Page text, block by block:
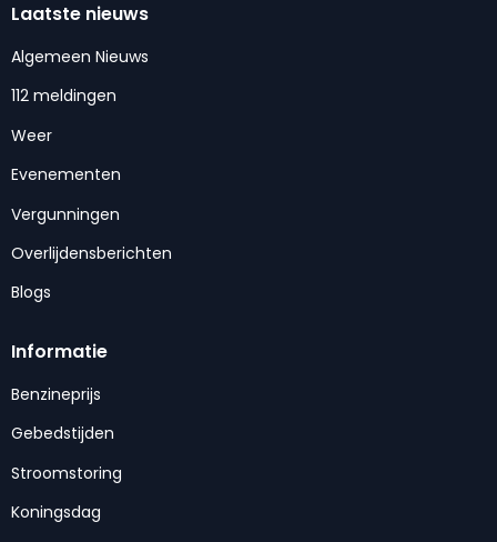
Laatste nieuws
Algemeen Nieuws
112 meldingen
Weer
Evenementen
Vergunningen
Overlijdensberichten
Blogs
Informatie
Benzineprijs
Gebedstijden
Stroomstoring
Koningsdag